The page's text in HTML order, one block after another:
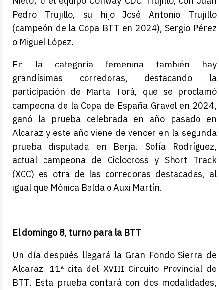
Pedro Trujillo, su hijo José Antonio Trujillo
(campeón de la Copa BTT en 2024), Sergio Pérez
o Miguel López.
En la categoría femenina también hay
grandísimas corredoras, destacando la
participación de Marta Torá, que se proclamó
campeona de la Copa de España Gravel en 2024,
ganó la prueba celebrada en año pasado en
Alcaraz y este año viene de vencer en la segunda
prueba disputada en Berja. Sofía Rodríguez,
actual campeona de Ciclocross y Short Track
(XCC) es otra de las corredoras destacadas, al
igual que Mónica Belda o Auxi Martín.
El domingo 8, turno para la BTT
Un día después llegará la Gran Fondo Sierra de
Alcaraz, 11ª cita del XVIII Circuito Provincial de
BTT. Esta prueba contará con dos modalidades,